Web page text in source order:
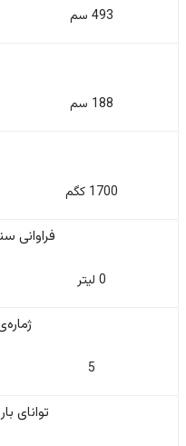
493 سم
188 سم
1700 کگم
فراوانی
0 لیتر
5
تواناى